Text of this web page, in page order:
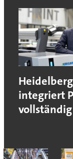
Heidelberg
integriert
vollständig